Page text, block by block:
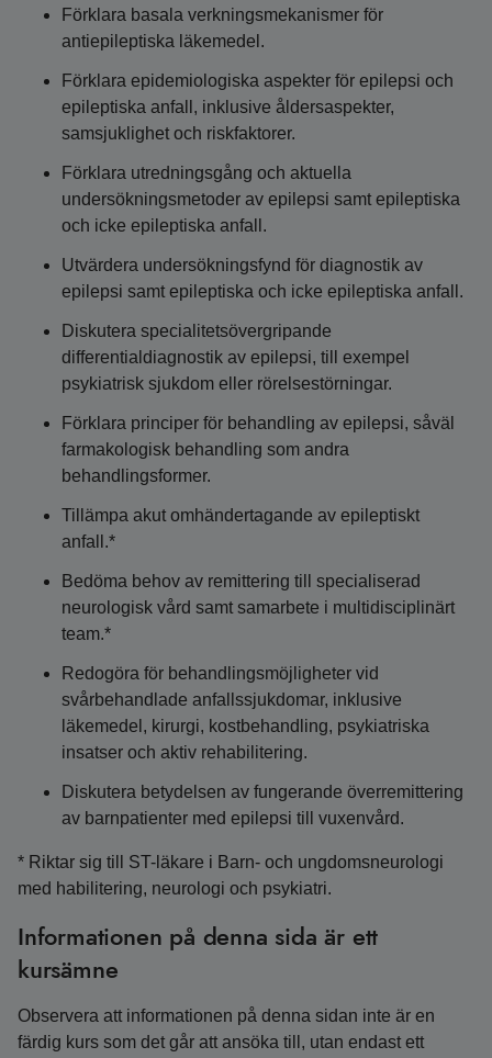
Förklara basala verkningsmekanismer för
antiepileptiska läkemedel.
Förklara epidemiologiska aspekter för epilepsi och
epileptiska anfall, inklusive åldersaspekter,
samsjuklighet och riskfaktorer.
Förklara utredningsgång och aktuella
undersökningsmetoder av epilepsi samt epileptiska
och icke epileptiska anfall.
Utvärdera undersökningsfynd för diagnostik av
epilepsi samt epileptiska och icke epileptiska anfall.
Diskutera specialitetsövergripande
differentialdiagnostik av epilepsi, till exempel
psykiatrisk sjukdom eller rörelsestörningar.
Förklara principer för behandling av epilepsi, såväl
farmakologisk behandling som andra
behandlingsformer.
Tillämpa akut omhändertagande av epileptiskt
anfall.*
Bedöma behov av remittering till specialiserad
neurologisk vård samt samarbete i multidisciplinärt
team.*
Redogöra för behandlingsmöjligheter vid
svårbehandlade anfallssjukdomar, inklusive
läkemedel, kirurgi, kostbehandling, psykiatriska
insatser och aktiv rehabilitering.
Diskutera betydelsen av fungerande överremittering
av barnpatienter med epilepsi till vuxenvård.
* Riktar sig till ST-läkare i Barn- och ungdomsneurologi
med habilitering, neurologi och psykiatri.
Informationen på denna sida är ett
kursämne
Observera att informationen på denna sidan inte är en
färdig kurs som det går att ansöka till, utan endast ett